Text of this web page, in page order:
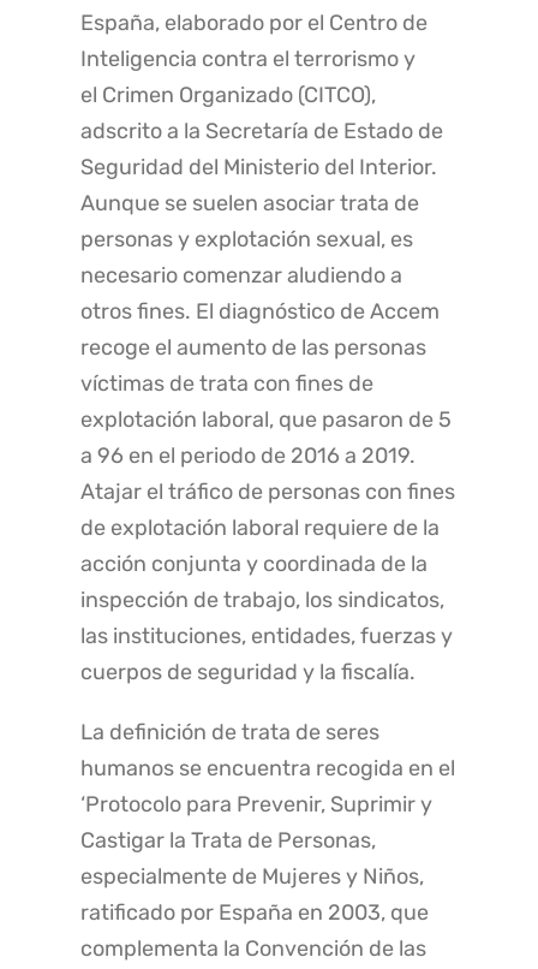
España, elaborado por el Centro de
Inteligencia contra el terrorismo y
el Crimen Organizado (CITCO),
adscrito a la Secretaría de Estado de
Seguridad del Ministerio del Interior.
Aunque se suelen asociar trata de
personas y explotación sexual, es
necesario comenzar aludiendo a
otros fines. El diagnóstico de Accem
recoge el aumento de las personas
víctimas de trata con fines de
explotación laboral, que pasaron de 5
a 96 en el periodo de 2016 a 2019.
Atajar el tráfico de personas con fines
de explotación laboral requiere de la
acción conjunta y coordinada de la
inspección de trabajo, los sindicatos,
las instituciones, entidades, fuerzas y
cuerpos de seguridad y la fiscalía.
La definición de trata de seres
humanos se encuentra recogida en el
‘Protocolo para Prevenir, Suprimir y
Castigar la Trata de Personas,
especialmente de Mujeres y Niños,
ratificado por España en 2003, que
complementa la Convención de las